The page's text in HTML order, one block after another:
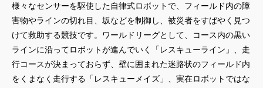
様々なセンサーを駆使した自律式ロボットで、フィールド内の障
害物やラインの切れ目、坂などを制御し、被災者をすばやく見つ
けて救助する競技です。ワールドリーグとして、コース内の黒い
ラインに沿ってロボットが進んでいく「レスキューライン」、走
行コースが決まっておらず、壁に囲まれた迷路状のフィールド内
をくまなく走行する「レスキューメイズ」、実在ロボットではな